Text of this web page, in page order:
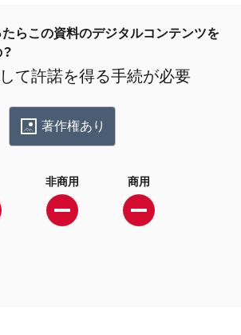
たらこの資料のデジタルコンテンツを
て許諾を得る手続が必要
著作権あり
非商用 商用